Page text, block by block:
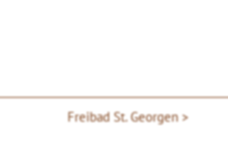
Freibad St. Georgen